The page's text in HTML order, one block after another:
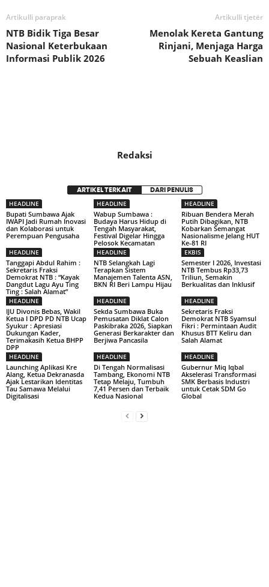
Artikulli paraprak
NTB Bidik Tiga Besar
Nasional Keterbukaan
Informasi Publik 2026
Artikulli tjetër
Menolak Kereta Gantung
Rinjani, Menjaga Harga
Sebuah Keaslian
Redaksi
ARTIKEL TERKAIT DARI PENULIS
HEADLINE
Bupati Sumbawa Ajak
IWAPI Jadi Rumah Inovasi
dan Kolaborasi untuk
Perempuan Pengusaha
HEADLINE
Wabup Sumbawa :
Budaya Harus Hidup di
Tengah Masyarakat,
Festival Digelar Hingga
Pelosok Kecamatan
HEADLINE
Ribuan Bendera Merah
Putih Dibagikan, NTB
Kobarkan Semangat
Nasionalisme Jelang HUT
Ke-81 RI
HEADLINE
Tanggapi Abdul Rahim :
Sekretaris Fraksi
Demokrat NTB : “Kayak
Dangdut Lagu Ayu Ting
Ting : Salah Alamat”
HEADLINE
NTB Selangkah Lagi
Terapkan Sistem
Manajemen Talenta ASN,
BKN RI Beri Lampu Hijau
EKBIS
Semester I 2026, Investasi
NTB Tembus Rp33,73
Triliun, Semakin
Berkualitas dan Inklusif
HEADLINE
IJU Divonis Bebas, Wakil
Ketua I DPD PD NTB Ucap
Syukur : Apresiasi
Dukungan Kader,
Terimakasih Ketua BHPP
DPP
HEADLINE
Sekda Sumbawa Buka
Pemusatan Diklat Calon
Paskibraka 2026, Siapkan
Generasi Berkarakter dan
Berjiwa Pancasila
HEADLINE
Sekretaris Fraksi
Demokrat NTB Syamsul
Fikri : Permintaan Audit
Khusus BTT Keliru dan
Salah Alamat
HEADLINE
Launching Aplikasi Kre
Alang, Ketua Dekranasda
Ajak Lestarikan Identitas
Tau Samawa Melalui
Digitalisasi
HEADLINE
Di Tengah Normalisasi
Tambang, Ekonomi NTB
Tetap Melaju, Tumbuh
7,41 Persen dan Terbaik
Kedua Nasional
HEADLINE
Gubernur Miq Iqbal
Akselerasi Transformasi
SMK Berbasis Industri
untuk Cetak SDM Go
Global